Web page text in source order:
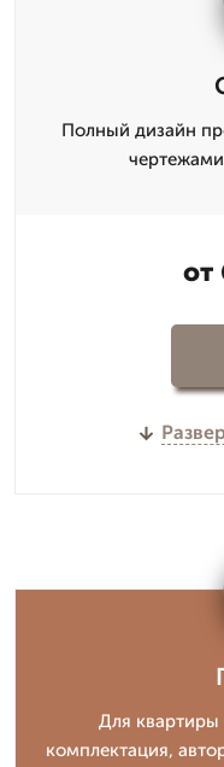
Полный дизайн
от
Для квартиры
комплектация,